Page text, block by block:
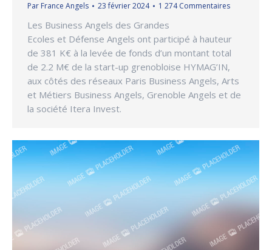
Par France Angels 23 février 2024 1 274 Commentaires
Les Business Angels des Grandes
Ecoles et Défense Angels ont participé à hauteur
de 381 K€ à la levée de fonds d’un montant total
de 2.2 M€ de la start-up grenobloise HYMAG’IN,
aux côtés des réseaux Paris Business Angels, Arts
et Métiers Business Angels, Grenoble Angels et de
la société Itera Invest.